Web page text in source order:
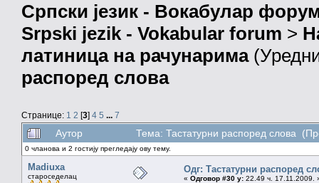
Српски језик - Вокабулар
Srpski jezik - Vokabular forum >
латиница на рачунарима
распоред слова
Странице: 1 2 [3] 4 5 ... 7
Аутор Тема: Тастатурни распоред слова
0 чланова и 2 гостију прегледају ову тему.
Madiuxa
староседелац
Одг: Тастатурни распоред
« Одговор #30 у: 22.49 ч. 17.11.2009.